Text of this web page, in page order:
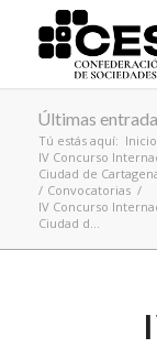
Últimas
Tú estás aquí: Inicio
IV Concurso
Ciudad de
/ Convocatorias /
IV Concurso
Ciudad d...